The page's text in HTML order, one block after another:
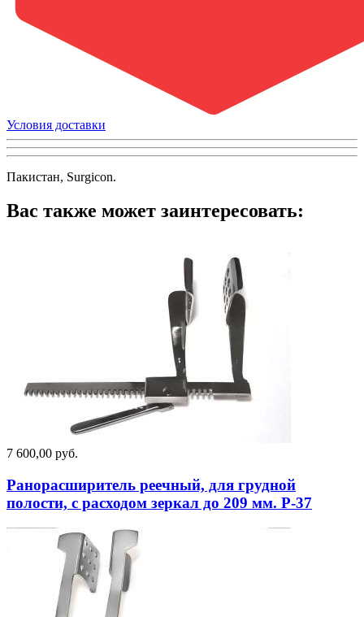
Условия доставки
Пакистан, Surgicon.
Вас также может заинтересовать:
7 600,00 руб.
Ранорасширитель реечный, для грудной
полости, с расходом зеркал до 209 мм. Р-37